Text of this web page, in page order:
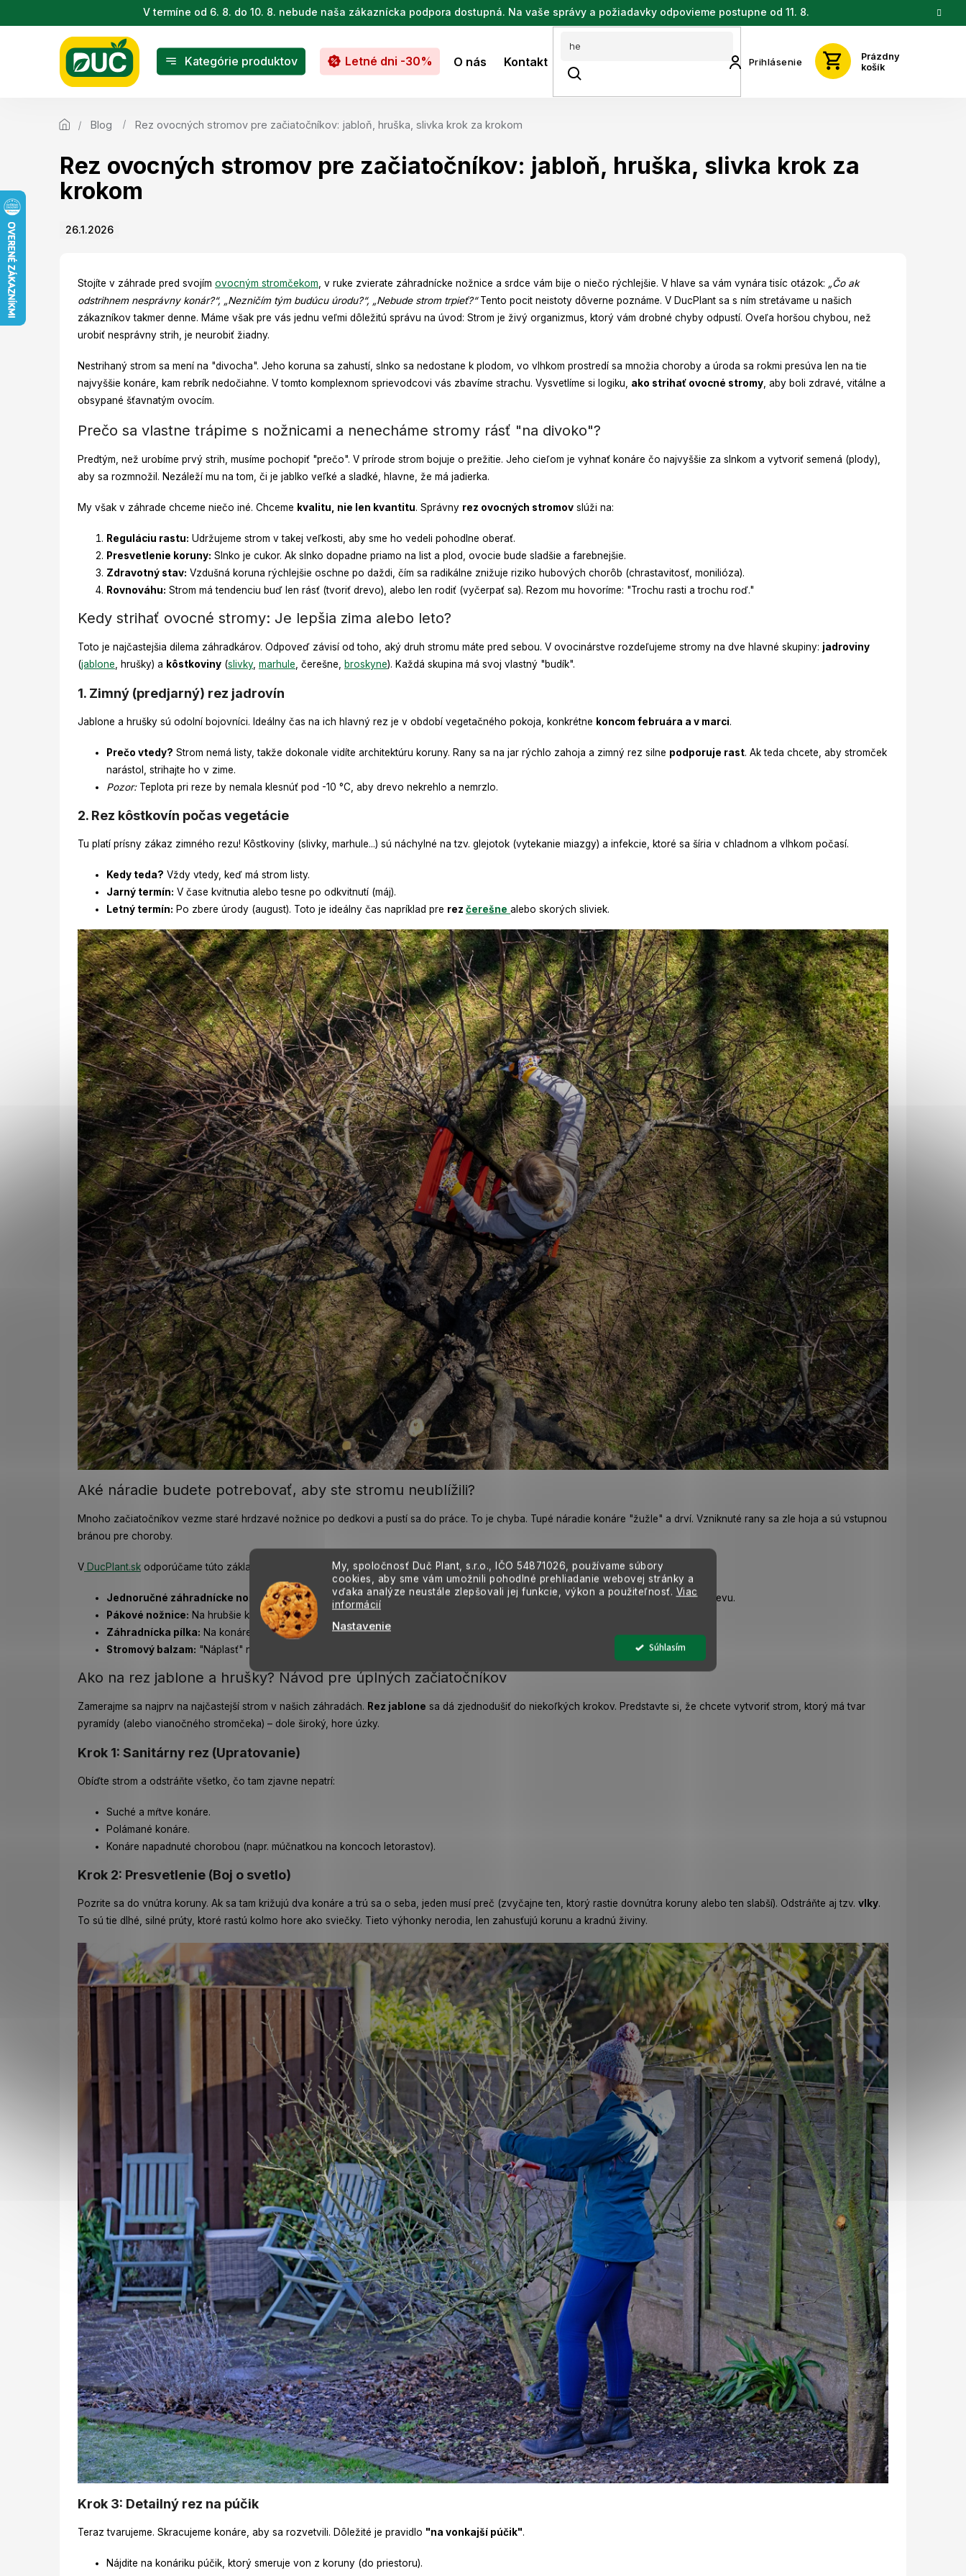
My, spoločnosť Duč Plant, s.r.o., IČO 54871026, používame súbory
cookies, aby sme vám umožnili pohodlné prehliadanie webovej stránky a
vďaka analýze neustále zlepšovali jej funkcie, výkon a použiteľnosť. Viac
informácií
Nastavenie
Súhlasím
na
V termíne od 6. 8. do 10. 8. nebude naša zákaznícka podpora dostupná. Na vaše správy a požiadavky odpovieme postupne od 11. 8.
Prihlásenie
Prázdny
košík
Kategórie produktov Letné dni -30% O nás Kontakt
Blog Rez ovocných stromov pre začiatočníkov: jabloň, hruška, slivka krok za krokom
Rez ovocných stromov pre začiatočníkov: jabloň, hruška, slivka krok za
krokom
26.1.2026
Stojíte v záhrade pred svojím ovocným stromčekom , v ruke zvierate záhradnícke nožnice a srdce vám bije o niečo rýchlejšie. V hlave sa vám vynára tisíc otázok: „Čo ak
odstrihnem nesprávny konár?“, „Nezničím tým budúcu úrodu?“, „Nebude strom trpieť?“Tento pocit neistoty dôverne poznáme. V DucPlant sa s ním stretávame u našich
zákazníkov takmer denne. Máme však pre vás jednu veľmi dôležitú správu na úvod: Strom je živý organizmus, ktorý vám drobné chyby odpustí. Oveľa horšou chybou, než
urobiť nesprávny strih, je neurobiť žiadny.
Nestrihaný strom sa mení na "divocha". Jeho koruna sa zahustí, slnko sa nedostane k plodom, vo vlhkom prostredí sa množia choroby a úroda sa rokmi presúva len na tie
najvyššie konáre, kam rebrík nedočiahne. V tomto komplexnom sprievodcovi vás zbavíme strachu. Vysvetlíme si logiku, ako strihať ovocné stromy , aby boli zdravé, vitálne a
obsypané šťavnatým ovocím.
Prečo sa vlastne trápime s nožnicami a nenecháme stromy rásť "na divoko"?
Predtým, než urobíme prvý strih, musíme pochopiť "prečo". V prírode strom bojuje o prežitie. Jeho cieľom je vyhnať konáre čo najvyššie za slnkom a vytvoriť semená (plody),
aby sa rozmnožil. Nezáleží mu na tom, či je jablko veľké a sladké, hlavne, že má jadierka.
My však v záhrade chceme niečo iné. Chceme kvalitu, nie len kvantitu. Správny rez ovocných stromov slúži na:
Reguláciu rastu: Udržujeme strom v takej veľkosti, aby sme ho vedeli pohodlne oberať.
Presvetlenie koruny: Slnko je cukor. Ak slnko dopadne priamo na list a plod, ovocie bude sladšie a farebnejšie.
Zdravotný stav: Vzdušná koruna rýchlejšie oschne po daždi, čím sa radikálne znižuje riziko hubových chorôb (chrastavitosť, monilióza).
Rovnováhu: Strom má tendenciu buď len rásť (tvoriť drevo), alebo len rodiť (vyčerpať sa). Rezom mu hovoríme: "Trochu rasti a trochu roď."
Kedy strihať ovocné stromy: Je lepšia zima alebo leto?
Toto je najčastejšia dilema záhradkárov. Odpoveď závisí od toho, aký druh stromu máte pred sebou. V ovocinárstve rozdeľujeme stromy na dve hlavné skupiny: jadroviny
(jablone , hrušky) a kôstkoviny (slivky, marhule , čerešne, broskyne). Každá skupina má svoj vlastný "budík".
1. Zimný (predjarný) rez jadrovín
Jablone a hrušky sú odolní bojovníci. Ideálny čas na ich hlavný rez je v období vegetačného pokoja, konkrétne koncom februára a v marci.
Prečo vtedy? Strom nemá listy, takže dokonale vidíte architektúru koruny. Rany sa na jar rýchlo zahoja a zimný rez silne podporuje rast. Ak teda chcete, aby stromček
narástol, strihajte ho v zime.
Pozor:Teplota pri reze by nemala klesnúť pod -10 °C, aby drevo nekrehlo a nemrzlo.
2. Rez kôstkovín počas vegetácie
Tu platí prísny zákaz zimného rezu! Kôstkoviny (slivky, marhule...) sú náchylné na tzv. glejotok (vytekanie miazgy) a infekcie, ktoré sa šíria v chladnom a vlhkom počasí.
Kedy teda? Vždy vtedy, keď má strom listy.
Jarný termín: V čase kvitnutia alebo tesne po odkvitnutí (máj).
Letný termín: Po zbere úrody (august). Toto je ideálny čas napríklad pre rez čerešne alebo skorých sliviek.
Aké náradie budete potrebovať, aby ste stromu neublížili?
Mnoho začiatočníkov vezme staré hrdzavé nožnice po dedkovi a pustí sa do práce. To je chyba. Tupé náradie konáre "žužle" a drví. Vzniknuté rany sa zle hoja a sú vstupnou
bránou pre choroby.
V DucPlant.sk odporúčame túto základnú výbavu:
Jednoručné záhradnícke nožnice:Ideálne tzv. dvojsečné (obtokové), ktoré fungujú ako nožnice na papier. Sú šetrné k živému drevu.
Pákové nožnice: Na hrubšie konáre (do priemeru cca 4-5 cm). Vďaka dlhým rúčkam vyviniete väčšiu silu.
Záhradnícka pílka: Na konáre, ktoré nožnice nezvládnu. Vyberajte pílku s kvalitným, kaleným zubom, ktorá reže ťahom k sebe.
Stromový balzam: "Náplasť" na rany, ktorá zabráni vysychaniu a infekcii.
Ako na rez jablone a hrušky? Návod pre úplných začiatočníkov
Zamerajme sa najprv na najčastejší strom v našich záhradách. Rez jablone sa dá zjednodušiť do niekoľkých krokov. Predstavte si, že chcete vytvoriť strom, ktorý má tvar
pyramídy (alebo vianočného stromčeka) – dole široký, hore úzky.
Krok 1: Sanitárny rez (Upratovanie)
Obíďte strom a odstráňte všetko, čo tam zjavne nepatrí:
Suché a mŕtve konáre.
Polámané konáre.
Konáre napadnuté chorobou (napr. múčnatkou na koncoch letorastov).
Krok 2: Presvetlenie (Boj o svetlo)
Pozrite sa do vnútra koruny. Ak sa tam križujú dva konáre a trú sa o seba, jeden musí preč (zvyčajne ten, ktorý rastie dovnútra koruny alebo ten slabší). Odstráňte aj tzv. vlky.
To sú tie dlhé, silné prúty, ktoré rastú kolmo hore ako sviečky. Tieto výhonky nerodia, len zahusťujú korunu a kradnú živiny.
Krok 3: Detailný rez na púčik
Teraz tvarujeme. Skracujeme konáre, aby sa rozvetvili. Dôležité je pravidlo "na vonkajší púčik".
Nájdite na konáriku púčik, ktorý smeruje von z koruny (do priestoru).